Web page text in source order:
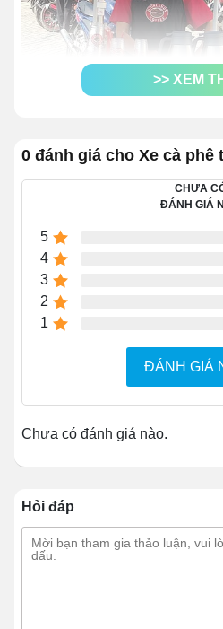
với công việc riêng và gia
cà phê take away là lựa
kiệm thời gian giao dịch mà
tận hưởng món ngon yêu thích
Không chỉ thuận tiện, dễ
Buồng chế biến của xe được
cạnh tranh giữa các đơn vị
hương vị của đồ uống ngày
hề thua thiệt so với các tiệm
mà người tiêu dùng lại càng
2. Lợi thế kinh
mang đi so với
>> XEM
0 đánh giá cho Xe cà phê
CHƯA
ĐÁNH GIÁ
5
4
3
2
1
ĐÁNH GIÁ
Chưa có đánh giá nào.
Hỏi đáp